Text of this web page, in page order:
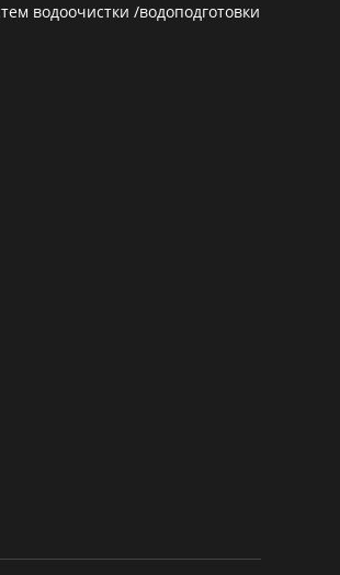
водоочистки /водоподготовки